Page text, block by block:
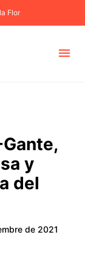
Flor
y
del
de 2021